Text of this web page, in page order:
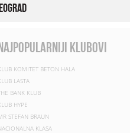
klubovi
KOMITET BETON HALA
LASTA
BANK KLUB
HYPE
STEFAN BRAUN
KLASA